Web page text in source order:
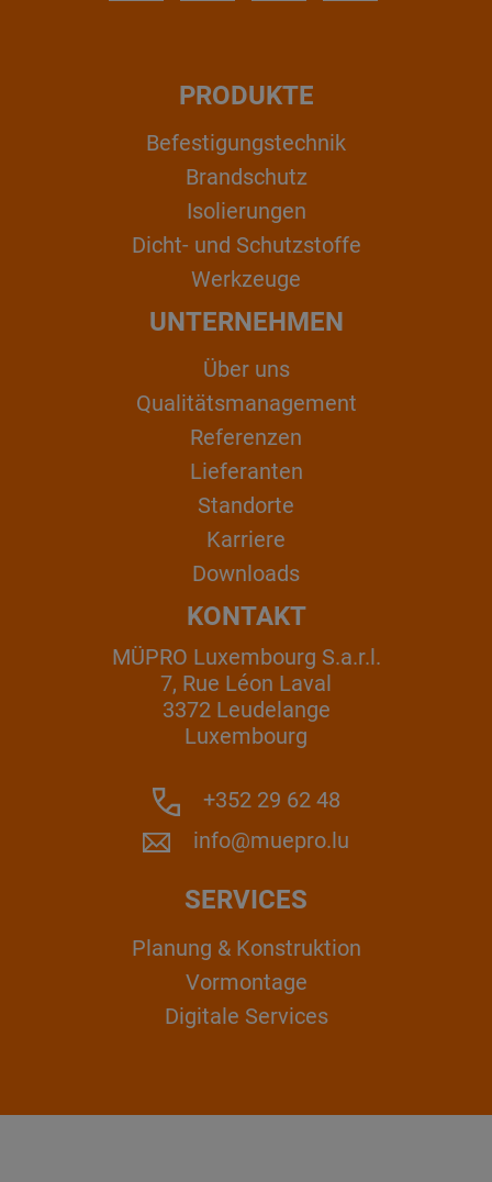
PRODUKTE
Befestigungstechnik
Brandschutz
Isolierungen
Dicht- und Schutzstoffe
Werkzeuge
UNTERNEHMEN
Über uns
Qualitätsmanagement
Referenzen
Lieferanten
Standorte
Karriere
Downloads
KONTAKT
MÜPRO Luxembourg S.a.r.l.
7, Rue Léon Laval
3372 Leudelange
Luxembourg
+352 29 62 48
info@muepro.lu
SERVICES
Planung & Konstruktion
Vormontage
Digitale Services